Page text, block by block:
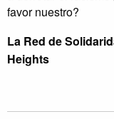
favor nuestro?
La Red de
Heights